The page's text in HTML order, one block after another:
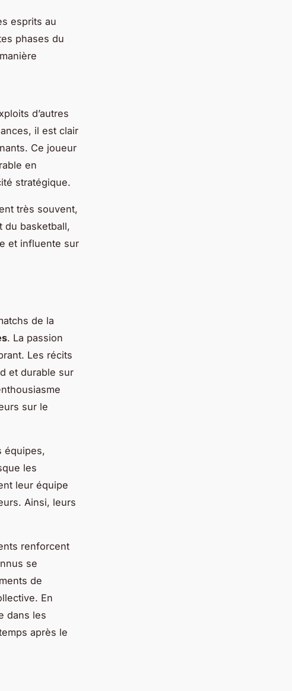
esprits au
phases du
d’autres
il est clair
Ce joueur
en
stratégique.
très souvent,
du basketball,
et influente sur
de la
. La passion
Les récits
et durable sur
sur le
équipes,
les
leur équipe
Ainsi, leurs
renforcent
se
de
En
dans les
après le